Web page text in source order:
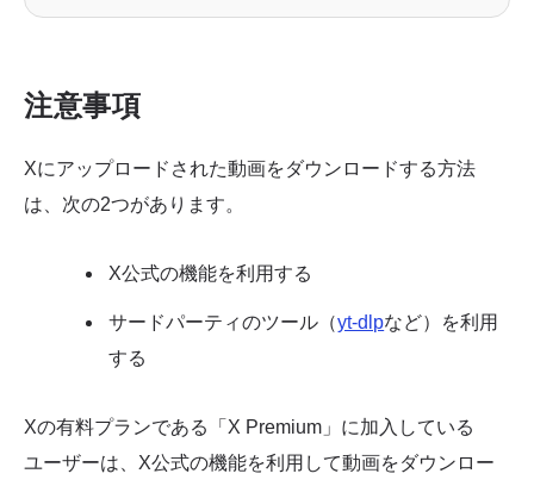
注意事項
Xにアップロードされた動画をダウンロードする方法
は、次の2つがあります。
X公式の機能を利用する
サードパーティのツール（yt-dlpなど）を利用
する
Xの有料プランである「X Premium」に加入している
ユーザーは、X公式の機能を利用して動画をダウンロー